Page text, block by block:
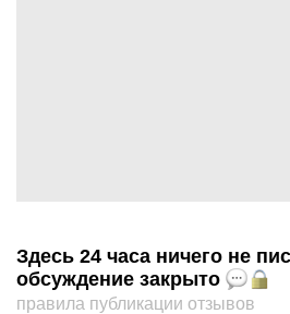
Здесь 24 часа ничего не
обсуждение закрыто
правила публикации отзывов